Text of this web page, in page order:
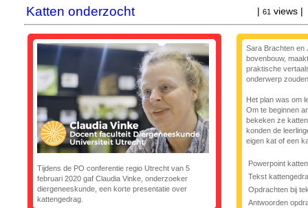
Katten onderzocht | 61 views |
Tijdens de PO conferentie regio Utrecht van 5
februari 2020 gaf Claudia Vinke, onderzoeker
diergeneeskunde, een korte presentatie over
kattengedrag.
Sara Brachten en
bovenbouw,
praktische
onderwerp
Het plan was om
Om te beginnen
bekeken ze
konden de
eigen kat of een
Powerpoint katten
Tekst
Opdrachten bij
Antwoorden